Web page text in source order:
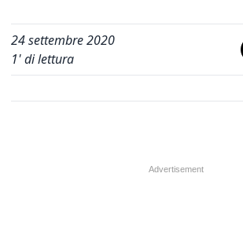
24 settembre 2020
1' di lettura